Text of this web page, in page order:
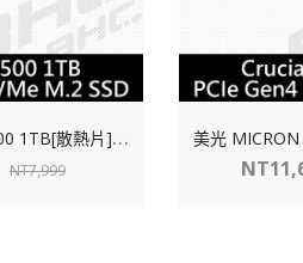
美
光 MICRON T500 1TB[散熱片] M.2 PCIE Gen4(讀:7300M/寫:6800M)【五年】
NT7,999